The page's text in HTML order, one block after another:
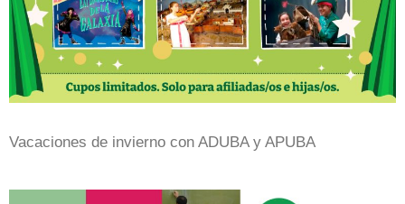
Vacaciones de invierno con ADUBA y APUBA